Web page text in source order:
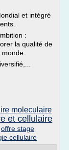
et intégré
:
la qualité de
moleculaire
et cellulaire
offre stage
cellulaire